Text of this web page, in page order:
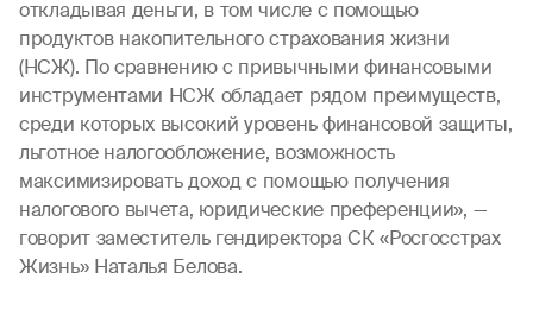
откладывая деньги, в том числе с помощью
продуктов накопительного страхования жизни
(НСЖ). По сравнению с привычными финансовыми
инструментами НСЖ обладает рядом преимуществ,
среди которых высокий уровень финансовой защиты,
льготное налогообложение, возможность
максимизировать доход с помощью получения
налогового вычета, юридические преференции», —
говорит заместитель гендиректора СК «Росгосстрах
Жизнь» Наталья Белова.